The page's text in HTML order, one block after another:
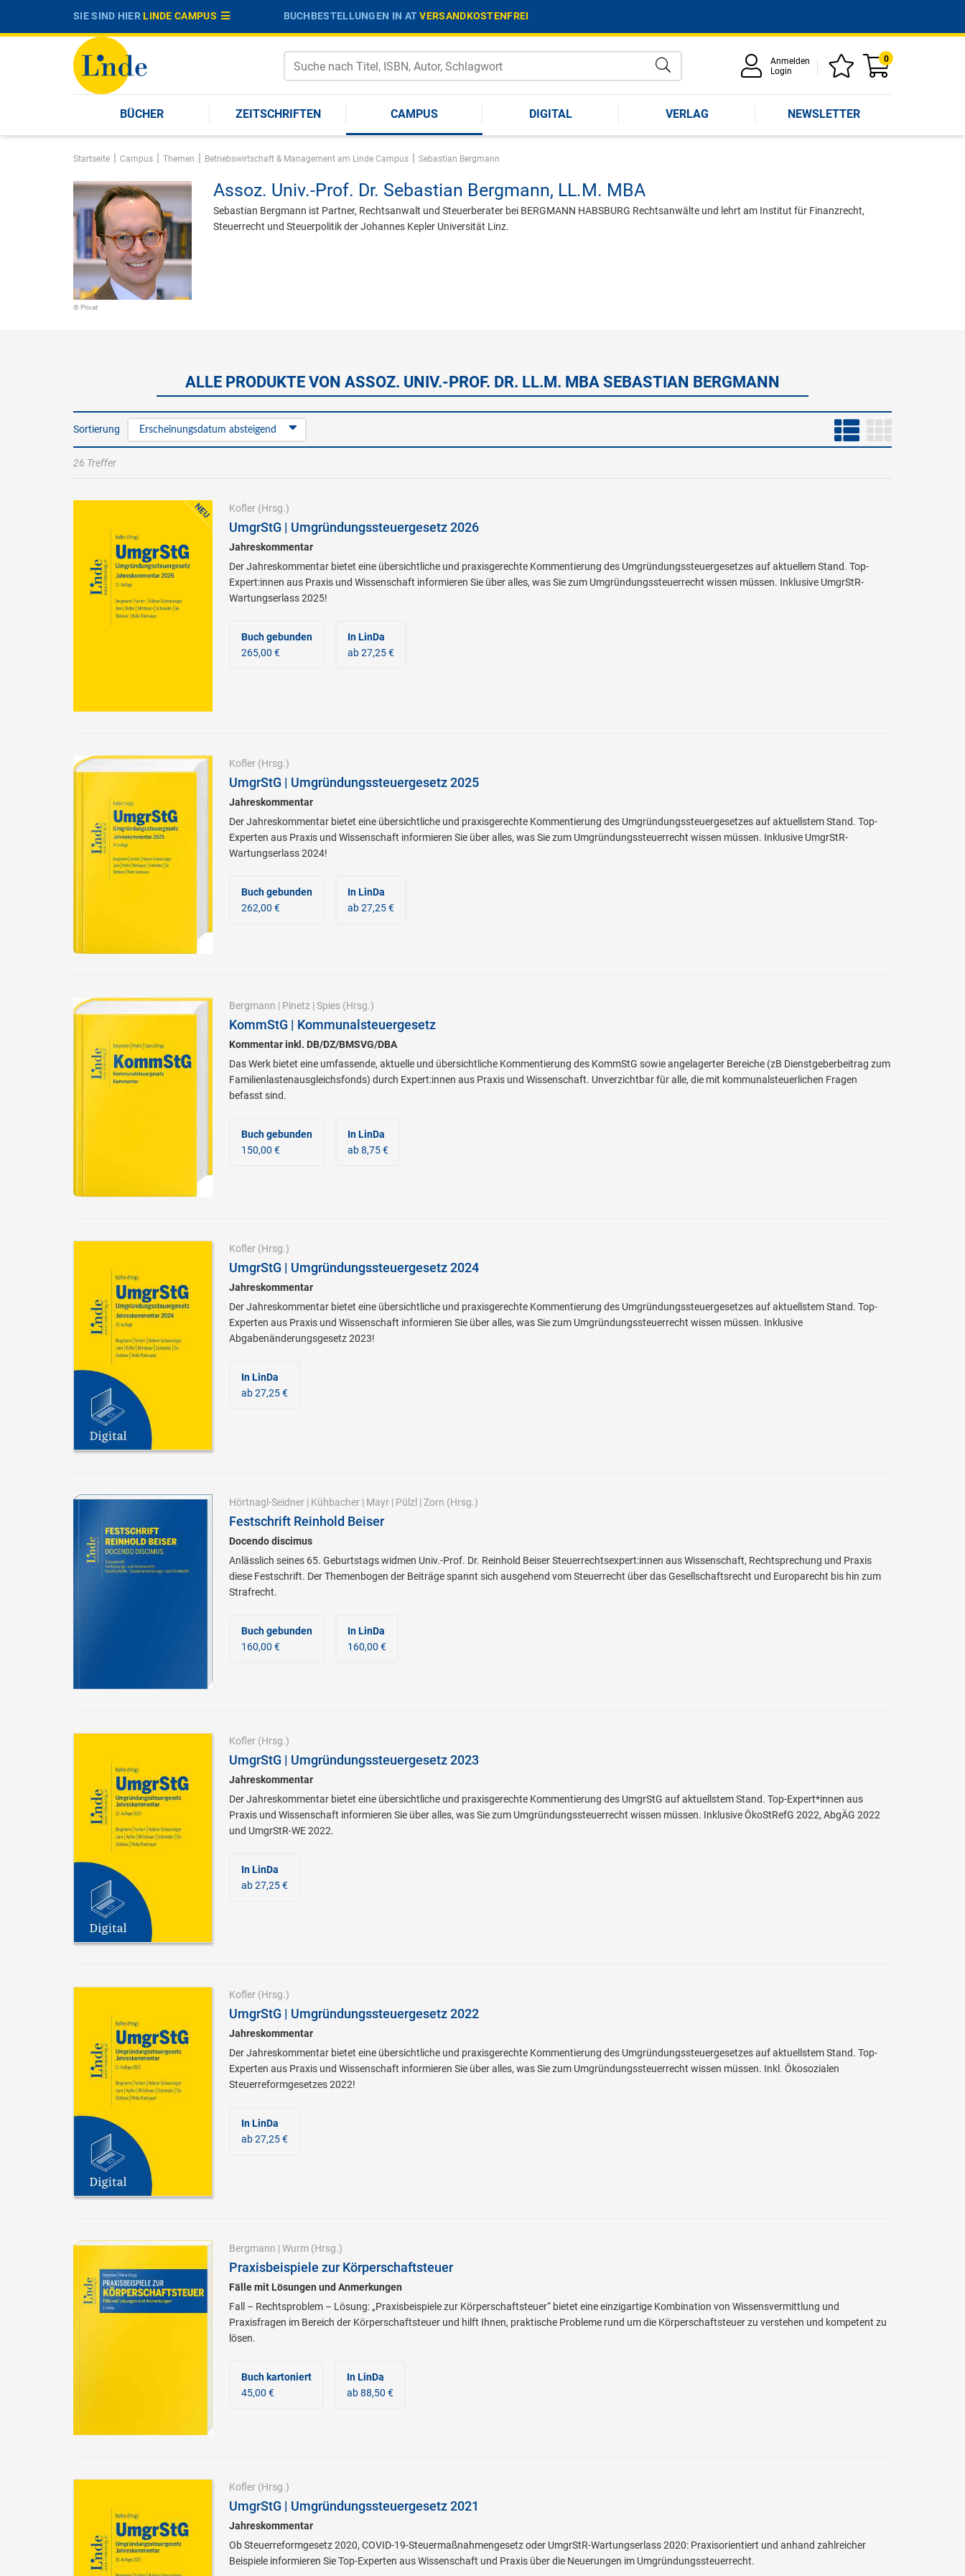
SIE SIND HIERLINDE CAMPUS BUCHBESTELLUNGEN IN ATVERSANDKOSTENFREI
Anmelden
Login
0
BÜCHER ZEITSCHRIFTEN CAMPUS DIGITAL VERLAG NEWSLETTER
Startseite | Campus | Themen | Betriebswirtschaft & Management am Linde Campus | Sebastian Bergmann
© Privat
Assoz. Univ.-Prof. Dr. Sebastian Bergmann, LL.M. MBA
Sebastian Bergmann ist Partner, Rechtsanwalt und Steuerberater bei BERGMANN HABSBURG Rechtsanwälte und lehrt am Institut für Finanzrecht,
Steuerrecht und Steuerpolitik der Johannes Kepler Universität Linz.
ALLE PRODUKTE VON ASSOZ. UNIV.-PROF. DR. LL.M. MBA SEBASTIAN BERGMANN
Sortierung Erscheinungsdatum absteigend
26 Treffer
Kofler(Hrsg.)
UmgrStG | Umgründungssteuergesetz 2026
Jahreskommentar
Der Jahreskommentar bietet eine übersichtliche und praxisgerechte Kommentierung des Umgründungssteuergesetzes auf aktuellem Stand. Top-
Expert:innen aus Praxis und Wissenschaft informieren Sie über alles, was Sie zum Umgründungssteuerrecht wissen müssen. Inklusive UmgrStR-
Wartungserlass 2025!
Buch gebunden
265,00 €
In LinDa
ab 27,25 €
Kofler(Hrsg.)
UmgrStG | Umgründungssteuergesetz 2025
Jahreskommentar
Der Jahreskommentar bietet eine übersichtliche und praxisgerechte Kommentierung des Umgründungssteuergesetzes auf aktuellstem Stand. Top-
Experten aus Praxis und Wissenschaft informieren Sie über alles, was Sie zum Umgründungssteuerrecht wissen müssen. Inklusive UmgrStR-
Wartungserlass 2024!
Buch gebunden
262,00 €
In LinDa
ab 27,25 €
Bergmann | Pinetz| Spies(Hrsg.)
KommStG | Kommunalsteuergesetz
Kommentar inkl. DB/DZ/BMSVG/DBA
Das Werk bietet eine umfassende, aktuelle und übersichtliche Kommentierung des KommStG sowie angelagerter Bereiche (zB Dienstgeberbeitrag zum
Familienlastenausgleichsfonds) durch Expert:innen aus Praxis und Wissenschaft. Unverzichtbar für alle, die mit kommunalsteuerlichen Fragen
befasst sind.
Buch gebunden
150,00 €
In LinDa
ab 8,75 €
Kofler(Hrsg.)
UmgrStG | Umgründungssteuergesetz 2024
Jahreskommentar
Der Jahreskommentar bietet eine übersichtliche und praxisgerechte Kommentierung des Umgründungssteuergesetzes auf aktuellstem Stand. Top-
Experten aus Praxis und Wissenschaft informieren Sie über alles, was Sie zum Umgründungssteuerrecht wissen müssen. Inklusive
Abgabenänderungsgesetz 2023!
In LinDa
ab 27,25 €
Hörtnagl-Seidner| Kühbacher| Mayr| Pülzl | Zorn (Hrsg.)
Festschrift Reinhold Beiser
Docendo discimus
Anlässlich seines 65. Geburtstags widmen Univ.-Prof. Dr. Reinhold Beiser Steuerrechtsexpert:innen aus Wissenschaft, Rechtsprechung und Praxis
diese Festschrift. Der Themenbogen der Beiträge spannt sich ausgehend vom Steuerrecht über das Gesellschaftsrecht und Europarecht bis hin zum
Strafrecht.
Buch gebunden
160,00 €
In LinDa
160,00 €
Kofler(Hrsg.)
UmgrStG | Umgründungssteuergesetz 2023
Jahreskommentar
Der Jahreskommentar bietet eine übersichtliche und praxisgerechte Kommentierung des UmgrStG auf aktuellstem Stand. Top-Expert*innen aus
Praxis und Wissenschaft informieren Sie über alles, was Sie zum Umgründungssteuerrecht wissen müssen. Inklusive ÖkoStRefG 2022, AbgÄG 2022
und UmgrStR-WE 2022.
In LinDa
ab 27,25 €
Kofler(Hrsg.)
UmgrStG | Umgründungssteuergesetz 2022
Jahreskommentar
Der Jahreskommentar bietet eine übersichtliche und praxisgerechte Kommentierung des Umgründungssteuergesetzes auf aktuellstem Stand. Top-
Experten aus Praxis und Wissenschaft informieren Sie über alles, was Sie zum Umgründungssteuerrecht wissen müssen. Inkl. Ökosozialen
Steuerreformgesetzes 2022!
In LinDa
ab 27,25 €
Bergmann | Wurm(Hrsg.)
Praxisbeispiele zur Körperschaftsteuer
Fälle mit Lösungen und Anmerkungen
Fall – Rechtsproblem – Lösung: „Praxisbeispiele zur Körperschaftsteuer“ bietet eine einzigartige Kombination von Wissensvermittlung und
Praxisfragen im Bereich der Körperschaftsteuer und hilft Ihnen, praktische Probleme rund um die Körperschaftsteuer zu verstehen und kompetent zu
lösen.
Buch kartoniert
45,00 €
In LinDa
ab 88,50 €
Kofler(Hrsg.)
UmgrStG | Umgründungssteuergesetz 2021
Jahreskommentar
Ob Steuerreformgesetz 2020, COVID-19-Steuermaßnahmengesetz oder UmgrStR-Wartungserlass 2020: Praxisorientiert und anhand zahlreicher
Beispiele informieren Sie Top-Experten aus Wissenschaft und Praxis über die Neuerungen im Umgründungssteuerrecht.